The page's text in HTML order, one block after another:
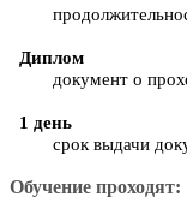
Диплом
документ о
1 день
срок выдачи
Обучение проходят: